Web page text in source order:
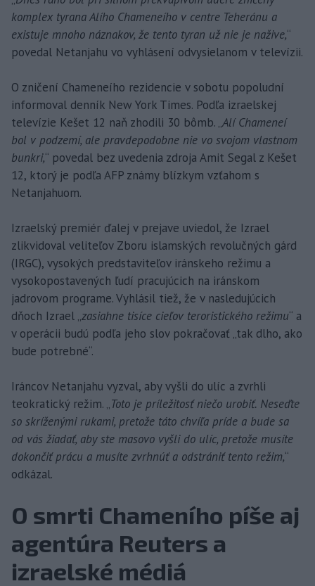
komplex tyrana Alího Chameneího v centre Teheránu a
existuje mnoho náznakov, že tento tyran už nie je nažive,“
povedal Netanjahu vo vyhlásení odvysielanom v televízii.
O zničení Chameneího rezidencie v sobotu popoludní
informoval denník New York Times. Podľa izraelskej
televízie Kešet 12 naň zhodili 30 bômb. „Alí Chameneí
bol v podzemí, ale pravdepodobne nie vo svojom vlastnom
bunkri,“ povedal bez uvedenia zdroja Amit Segal z Kešet
12, ktorý je podľa AFP známy blízkym vzťahom s
Netanjahuom.
Izraelský premiér ďalej v prejave uviedol, že Izrael
zlikvidoval veliteľov Zboru islamských revolučných gárd
(IRGC), vysokých predstaviteľov iránskeho režimu a
vysokopostavených ľudí pracujúcich na iránskom
jadrovom programe. Vyhlásil tiež, že v nasledujúcich
dňoch Izrael „zasiahne tisíce cieľov teroristického režimu“ a
v operácii budú podľa jeho slov pokračovať „tak dlho, ako
bude potrebné“.
Iráncov Netanjahu vyzval, aby vyšli do ulíc a zvrhli
teokratický režim. „Toto je príležitosť niečo urobiť. Neseďte
so skríženými rukami, pretože táto chvíľa príde a bude sa
od vás žiadať, aby ste masovo vyšli do ulíc, pretože musíte
dokončiť prácu a musíte zvrhnúť a odstrániť tento režim,“
odkázal.
O smrti Chameního píše aj
agentúra Reuters a
izraelské médiá